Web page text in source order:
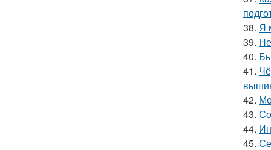
38. Я
39.
40.
41.
42.
43.
44.
45.